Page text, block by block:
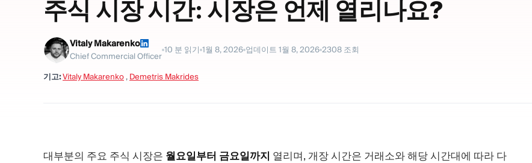
주식 시장 시간: 시장은 언제 열리나요?
Vitaly Makarenko
Chief Commercial Officer
10 분 읽기 1월 8, 2026 업데이트 1월 8, 2026 2308 조회
기고:Vitaly Makarenko , Demetris Makrides
대부분의 주요 주식 시장은 월요일부터 금요일까지 열리며, 개장 시간은 거래소와 해당 시간대에 따라 다